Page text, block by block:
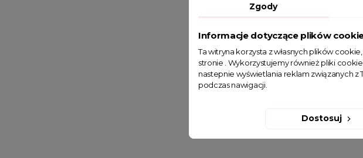
Zgody
Informacje dotyczące plików
Ta witryna korzysta z własnych plików
stronie . Wykorzystujemy również pliki
nastepnie wyświetlania reklam związanych
podczas nawigacji.
Dostosuj